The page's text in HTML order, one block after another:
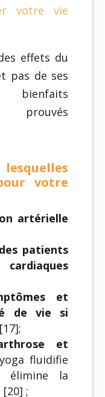
votre vie
effets du
pas de ses
bienfaits
votre
artérielle
patients
et
de vie si
[17];
et
fluidifie
élimine la
;